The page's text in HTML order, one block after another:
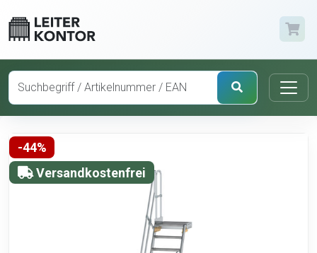
-44%
Versandkostenfrei